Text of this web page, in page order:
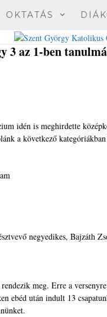
OKTATÁS
az 1-ben
idén is meghirdette
a következő
negyedikes, Bajzáth
meg. Erre a
ebéd után indult 13